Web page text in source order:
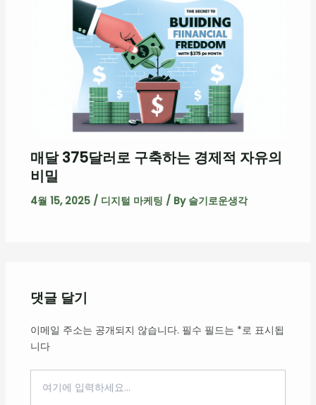
매달 375달러로 구축하는 경제적 자유의
비밀
4월 15, 2025 / 디지털 마케팅 / By 슬기로운생각
댓글 달기
이메일 주소는 공개되지 않습니다. 필수 필드는 *로 표시됩
니다